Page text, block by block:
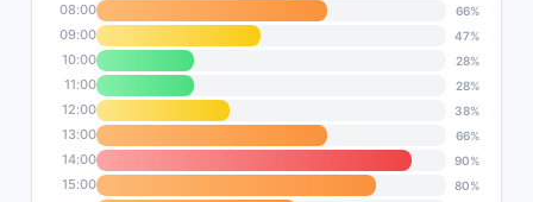
08:00 66%
09:00 47%
10:00 28%
11:00 28%
12:00 38%
13:00 66%
14:00 90%
15:00 80%